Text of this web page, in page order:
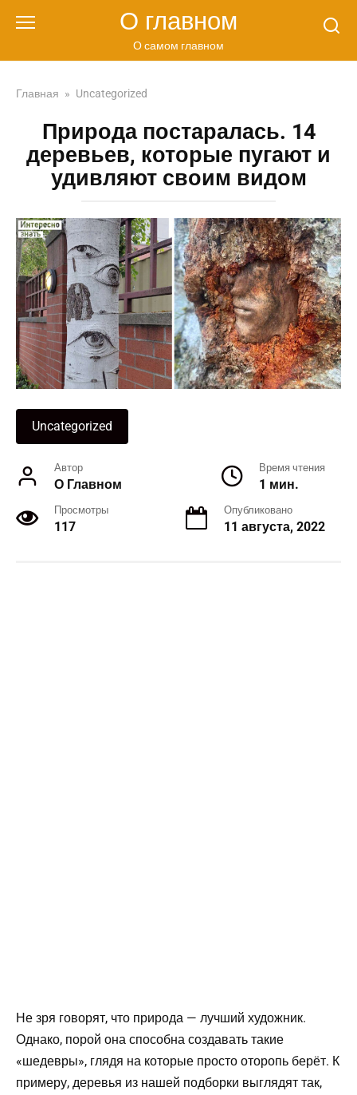
О главном
О самом главном
Главная » Uncategorized
Природа постаралась. 14
деревьев, которые пугают и
удивляют своим видом
Uncategorized
Автор
О Главном
Время чтения
1 мин.
Просмотры
117
Опубликовано
11 августа, 2022
Не зря говорят, что природа — лучший художник.
Однако, порой она способна создавать такие
«шедевры», глядя на которые просто оторопь берёт. К
примеру, деревья из нашей подборки выглядят так,